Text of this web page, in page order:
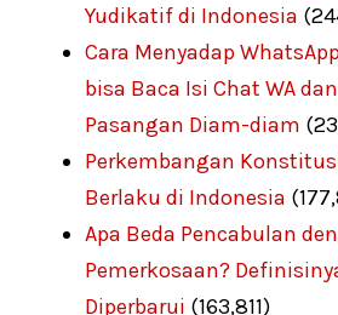
Yudikatif di Indonesia
Cara Menyadap
bisa Baca Isi Chat WA
Pasangan Diam-diam
Perkembangan
Berlaku di Indonesia
Apa Beda Pencabulan
Pemerkosaan?
Diperbarui (163,811)